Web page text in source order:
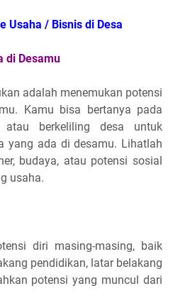
Usaha / Bisnis di Desa
di Desamu
adalah menemukan potensi
Kamu bisa bertanya pada
atau berkeliling desa untuk
yang ada di desamu. Lihatlah
budaya, atau potensi sosial
usaha.
diri masing-masing, baik
pendidikan, latar belakang
potensi yang muncul dari